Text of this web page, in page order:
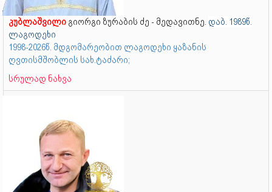
კუბლაშვილი გიორგი ზურაბის ძე - მედავითნე. დაბ. 1989წ.
ლაგოდეხი
1998-2026წ. მდგომარეობით ლაგოდეხი ყაზანის
ღვთისმშობლის სახ.ტაძარი;
სრულად ნახვა